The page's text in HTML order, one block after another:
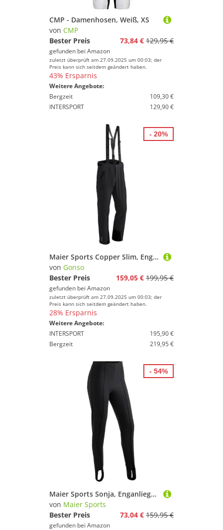
CMP - Damenhosen, Weiß, XS
von CMP
Bester Preis
73,84 € 129,95 €
gefunden bei Amazon
zuletzt überprüft am 27.09.2025 um 00:03; der
Preis kann sich seitdem geändert haben.
43% Ersparnis
Weitere Angebote:
Bergzeit
109,30 €
INTERSPORT
129,90 €
Maier Sports Copper Slim, Enganliegende Herren Skihose, Wasserdichte Schneehose, Stretchmaterial und verstellbarer Bund, PFC-frei, mTHERM Wattierung & mTEX Wetterschutz
von Gonso
Bester Preis
159,05 € 199,95 €
gefunden bei Amazon
zuletzt überprüft am 27.09.2025 um 00:03; der
Preis kann sich seitdem geändert haben.
28% Ersparnis
Weitere Angebote:
INTERSPORT
195,90 €
Bergzeit
219,95 €
- 20%
Maier Sports Sonja, Enganliegende Damen Skihose, Wasserabweisende Softshell Schneehose, Stretchmaterial mit klassischem Steg, PFC-frei, Schwarz, 19
von Maier Sports
Bester Preis
73,04 € 159,95 €
gefunden bei Amazon
- 54%